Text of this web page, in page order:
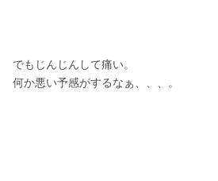
でもじんじんして痛い。
何か悪い予感がするなぁ、、、。